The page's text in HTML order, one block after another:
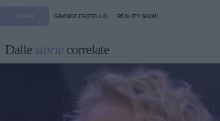
GRANDE FRATELLO REALITY SHOW
Dallestorie correlate